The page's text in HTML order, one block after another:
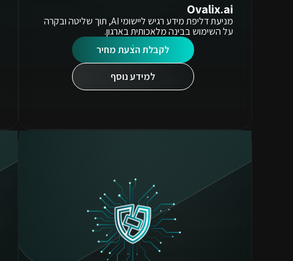
Ovalix.ai
מניעת דליפת מידע רגיש ליישומי AI, תוך שליטה ובקרה
על השימוש בבינה מלאכותית בארגון.
לקבלת הצעת מחיר
למידע נוסף